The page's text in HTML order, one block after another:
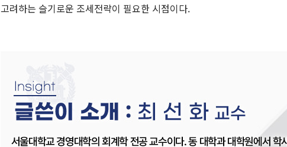
고려하는 슬기로운 조세전략이 필요한 시점이다.